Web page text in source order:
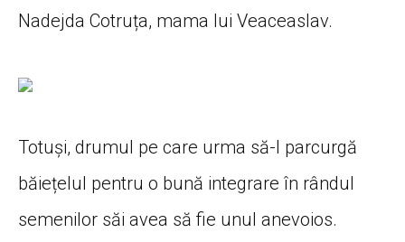
Nadejda Cotruța, mama lui Veaceaslav.
Totuși, drumul pe care urma să-l parcurgă
băiețelul pentru o bună integrare în rândul
semenilor săi avea să fie unul anevoios.